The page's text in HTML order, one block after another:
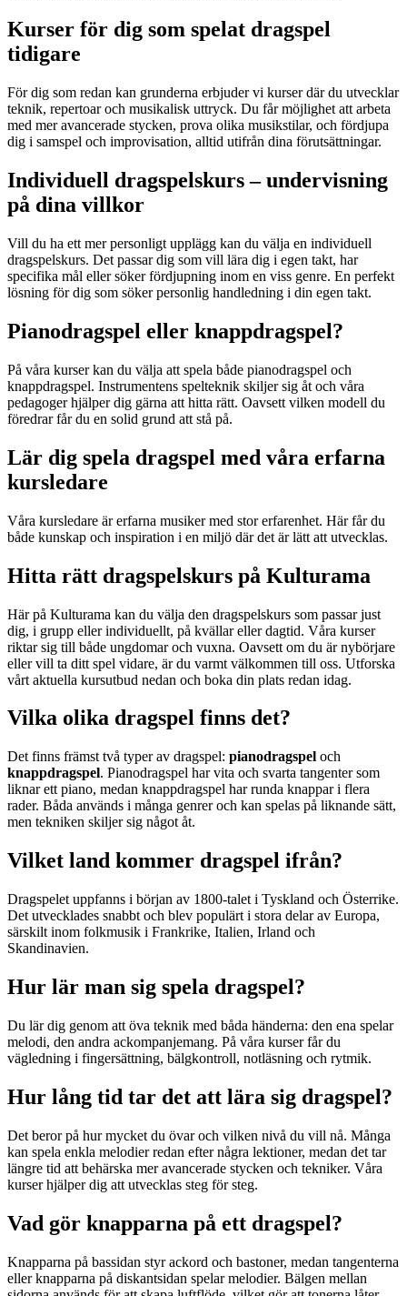
Kurser för dig som spelat dragspel
tidigare
För dig som redan kan grunderna erbjuder vi kurser där du utvecklar
teknik, repertoar och musikalisk uttryck. Du får möjlighet att arbeta
med mer avancerade stycken, prova olika musikstilar, och fördjupa
dig i samspel och improvisation, alltid utifrån dina förutsättningar.
Individuell dragspelskurs – undervisning
på dina villkor
Vill du ha ett mer personligt upplägg kan du välja en individuell
dragspelskurs. Det passar dig som vill lära dig i egen takt, har
specifika mål eller söker fördjupning inom en viss genre. En perfekt
lösning för dig som söker personlig handledning i din egen takt.
Pianodragspel eller knappdragspel?
På våra kurser kan du välja att spela både pianodragspel och
knappdragspel. Instrumentens spelteknik skiljer sig åt och våra
pedagoger hjälper dig gärna att hitta rätt. Oavsett vilken modell du
föredrar får du en solid grund att stå på.
Lär dig spela dragspel med våra erfarna
kursledare
Våra kursledare är erfarna musiker med stor erfarenhet. Här får du
både kunskap och inspiration i en miljö där det är lätt att utvecklas.
Hitta rätt dragspelskurs på Kulturama
Här på Kulturama kan du välja den dragspelskurs som passar just
dig, i grupp eller individuellt, på kvällar eller dagtid. Våra kurser
riktar sig till både ungdomar och vuxna. Oavsett om du är nybörjare
eller vill ta ditt spel vidare, är du varmt välkommen till oss. Utforska
vårt aktuella kursutbud nedan och boka din plats redan idag.
Vilka olika dragspel finns det?
Det finns främst två typer av dragspel: pianodragspel och
knappdragspel. Pianodragspel har vita och svarta tangenter som
liknar ett piano, medan knappdragspel har runda knappar i flera
rader. Båda används i många genrer och kan spelas på liknande sätt,
men tekniken skiljer sig något åt.
Vilket land kommer dragspel ifrån?
Dragspelet uppfanns i början av 1800-talet i Tyskland och Österrike.
Det utvecklades snabbt och blev populärt i stora delar av Europa,
särskilt inom folkmusik i Frankrike, Italien, Irland och
Skandinavien.
Hur lär man sig spela dragspel?
Du lär dig genom att öva teknik med båda händerna: den ena spelar
melodi, den andra ackompanjemang. På våra kurser får du
vägledning i fingersättning, bälgkontroll, notläsning och rytmik.
Hur lång tid tar det att lära sig dragspel?
Det beror på hur mycket du övar och vilken nivå du vill nå. Många
kan spela enkla melodier redan efter några lektioner, medan det tar
längre tid att behärska mer avancerade stycken och tekniker. Våra
kurser hjälper dig att utvecklas steg för steg.
Vad gör knapparna på ett dragspel?
Knapparna på bassidan styr ackord och bastoner, medan tangenterna
eller knapparna på diskantsidan spelar melodier. Bälgen mellan